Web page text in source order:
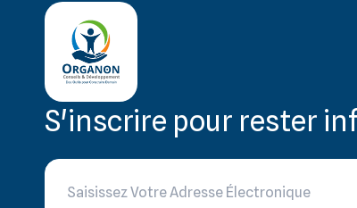
S'inscrire pour rester